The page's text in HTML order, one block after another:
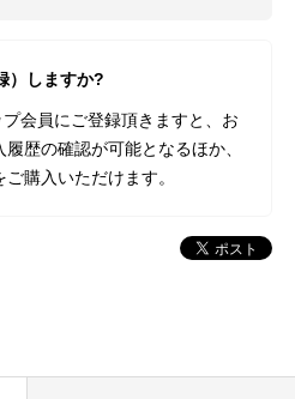
）しますか?
会員にご登録頂きますと、お
歴の確認が可能となるほか、
購入いただけます。